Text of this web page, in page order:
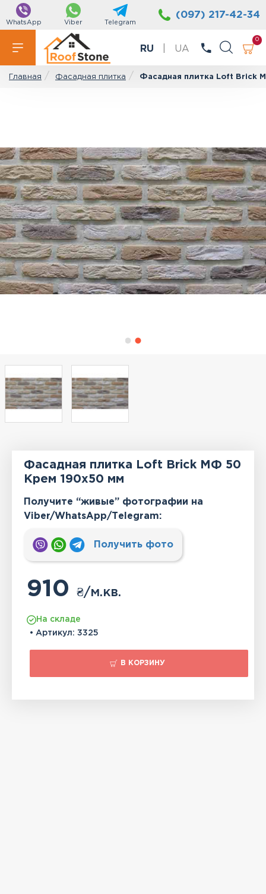
WhatsApp Viber Telegram
(097) 217-42-34
RU UA
0
Главная Фасадная плитка Фасадная плитка Loft Brick
Фасадная плитка Loft Brick МФ 50
Крем 190x50 мм
Получите “живые” фотографии на
Viber/WhatsApp/Тelegram:
Получить фото
910₴/м.кв.
На складе
• Артикул: 3325
В КОРЗИНУ